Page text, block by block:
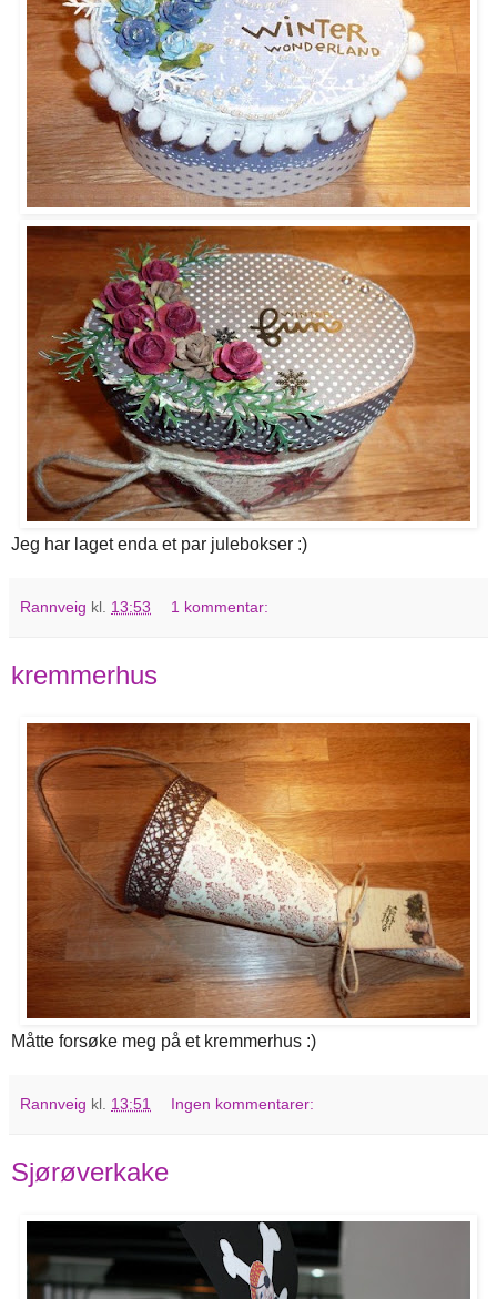
Jeg har laget enda et par julebokser :)
Rannveig kl. 13:53 1 kommentar:
kremmerhus
Måtte forsøke meg på et kremmerhus :)
Rannveig kl. 13:51 Ingen kommentarer:
Sjørøverkake